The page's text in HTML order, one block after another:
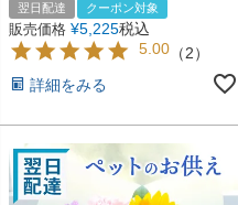
翌日配達 クーポン対象
販売価格 ¥5,225税込
5.00 （2）
詳細をみる